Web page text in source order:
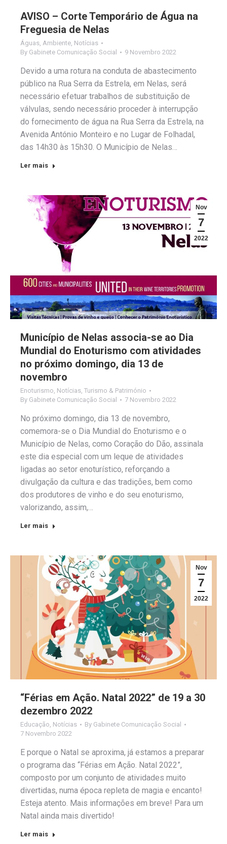
AVISO – Corte Temporário de Água na
Freguesia de Nelas
Águas Ambiente Notícias
By Gabinete Comunicação Social 9 Novembro 2022
Devido a uma rotura na conduta de abastecimento
público na Rua Serra da Estrela, em Nelas, será
necessário efetuar trabalhos de substituição de
válvulas, sendo necessário proceder à interrupção
do fornecimento de água na Rua Serra da Estrela, na
Avenida António Monteiro e no Lugar de Folhadal,
das 14h30 às 15h30. O Município de Nelas…
Ler mais
Nov
7
2022
Município de Nelas associa-se ao Dia
Mundial do Enoturismo com atividades
no próximo domingo, dia 13 de
novembro
Enoturismo, Notícias, Turismo & Património
By Gabinete Comunicação Social 7 Novembro 2022
No próximo domingo, dia 13 de novembro,
comemora-se o Dia Mundial do Enoturismo e o
Município de Nelas, como Coração do Dão, assinala
este dia especial com um leque de atividades
ligadas ao setor enoturístico, reforçando a
divulgação da cultura e das tradições, bem como
dos produtores de vinho e do seu enoturismo,
valorizando, assim,…
Ler mais
Nov
7
2022
“Férias em Ação. Natal 2022” de 19 a 30
dezembro 2022
Educação, Notícias By Gabinete Comunicação Social
7 Novembro 2022
E porque o Natal se aproxima, já estamos a preparar
o programa das “Férias em Ação. Natal 2022”,
composto por um conjunto de atividades muito
divertidas, numa época repleta de magia e encanto!
Esteja atento. Mais informações em breve! Para um
Natal ainda mais divertido!
Ler mais